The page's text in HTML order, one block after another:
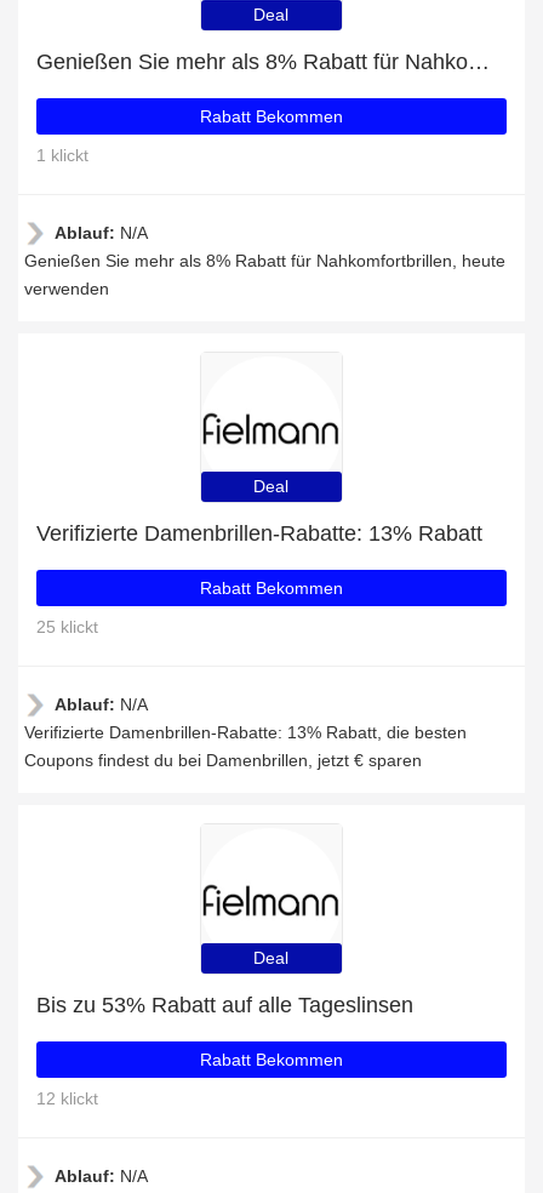
Deal
Genießen Sie mehr als 8% Rabatt für Nahkomfortbrillen
Rabatt Bekommen
1 klickt
Ablauf: N/A
Genießen Sie mehr als 8% Rabatt für Nahkomfortbrillen, heute
verwenden
Deal
Verifizierte Damenbrillen-Rabatte: 13% Rabatt
Rabatt Bekommen
25 klickt
Ablauf: N/A
Verifizierte Damenbrillen-Rabatte: 13% Rabatt, die besten
Coupons findest du bei Damenbrillen, jetzt € sparen
Deal
Bis zu 53% Rabatt auf alle Tageslinsen
Rabatt Bekommen
12 klickt
Ablauf: N/A